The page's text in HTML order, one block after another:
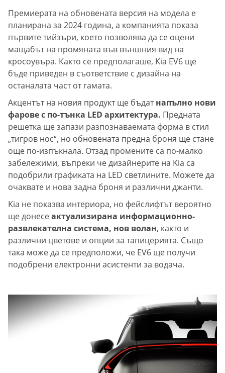
Премиерата на обновената версия на модела е
планирана за 2024 година, а компанията показа
първите тийзъри, което позволява да се оцени
мащабът на промяната във външния вид на
кросоувъра. Както се предполагаше, Kia EV6 ще
бъде приведен в съответствие с дизайна на
останалата част от гамата.
Акцентът на новия продукт ще бъдатнапълно нови
фарове с по-тънка LED архитектура. Предната
решетка ще запази разпознаваемата форма в стил
„тигров нос“, но обновената предна броня ще стане
още по-изпъкнала. Отзад промените са по-малко
забележими, въпреки че дизайнерите на Kia са
подобрили графиката на LED светлините. Можете да
очаквате и нова задна броня и различни джанти.
Kia не показва интериора, но фейслифтът вероятно
ще донесеактуализирана информационно-
развлекателна система, нов волан, както и
различни цветове и опции за тапицерията. Също
така може да се предположи, че EV6 ще получи
подобрени електронни асистенти за водача.